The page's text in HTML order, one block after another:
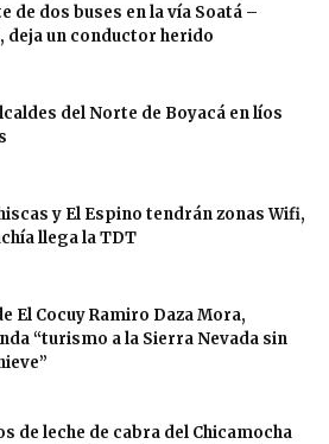
de dos buses en la vía Soatá –
deja un conductor herido
del Norte de Boyacá en líos
y El Espino tendrán zonas Wifi,
llega la TDT
El Cocuy Ramiro Daza Mora,
“turismo a la Sierra Nevada sin
de leche de cabra del Chicamocha